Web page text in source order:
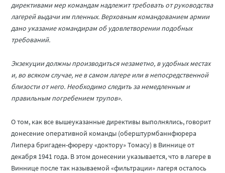
директивами мер командам надлежит требовать от руководства
лагерей выдачи им пленных. Верховным командованием армии
дано указание командирам об удовлетворении подобных
требований.
Экзекуции должны производиться незаметно, в удобных местах
и, во всяком случае, не в самом лагере или в непосредственной
близости от него. Необходимо следить за немедленным и
правильным погребением трупов».
О том, как все вышеуказанные директивы выполнялись, говорит
донесение оперативной команды (оберштурмбаннфюрера
Липера бригаден-фюреру «доктору» Томасу) в Виннице от
декабря 1941 года. В этом донесении указывается, что в лагере в
Виннице после так называемой «фильтрации» лагеря осталось